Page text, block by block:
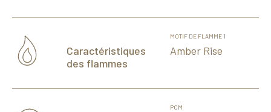
Caractéristiques
des flammes
MOTIF DE FLAMME 1
Amber Rise
PCM